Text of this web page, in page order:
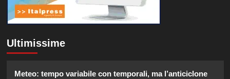
Ultimissime
Meteo: tempo variabile con temporali, ma l’anticiclone